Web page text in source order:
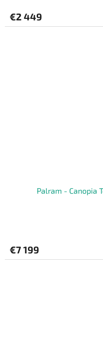
€2 449
Palram - Canopia
€7 199